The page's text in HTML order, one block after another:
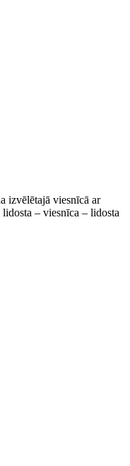
izvēlētajā viesnīcā ar
– viesnīca – lidosta